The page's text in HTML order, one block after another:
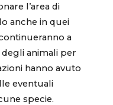
l’area di
anche in quei
a
animali per
hanno avuto
eventuali
specie.